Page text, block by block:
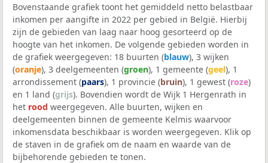
Bovenstaande grafiek toont het gemiddeld netto belastbaar
inkomen per aangifte in 2022 per gebied in België. Hierbij
zijn de gebieden van laag naar hoog gesorteerd op de
hoogte van het inkomen. De volgende gebieden worden in
de grafiek weergegeven: 18 buurten (blauw), 3 wijken
(oranje), 3 deelgemeenten (groen), 1 gemeente (geel), 1
arrondissement (paars), 1 provincie (bruin), 1 gewest (roze)
en 1 land (grijs). Bovendien wordt de Wijk 1 Hergenrath in
het rood weergegeven. Alle buurten, wijken en
deelgemeenten binnen de gemeente Kelmis waarvoor
inkomensdata beschikbaar is worden weergegeven. Klik op
de staven in de grafiek om de naam en waarde van de
bijbehorende gebieden te tonen.